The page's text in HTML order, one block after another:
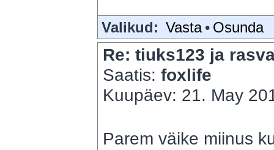
Valikud: Vasta • Osunda
Re: tiuks123 ja
Saatis: foxlife
Kuupäev: 21. May
Parem väike miinus